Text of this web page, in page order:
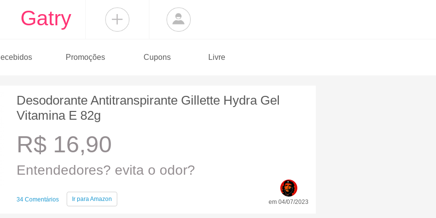
Gatry
Promoções Cupons Livre
Desodorante Antitranspirante Gillette Hydra Gel
Vitamina E 82g
R$ 16,90
Entendedores? evita o odor?
34 Comentários Ir paraAmazon em 04/07/2023